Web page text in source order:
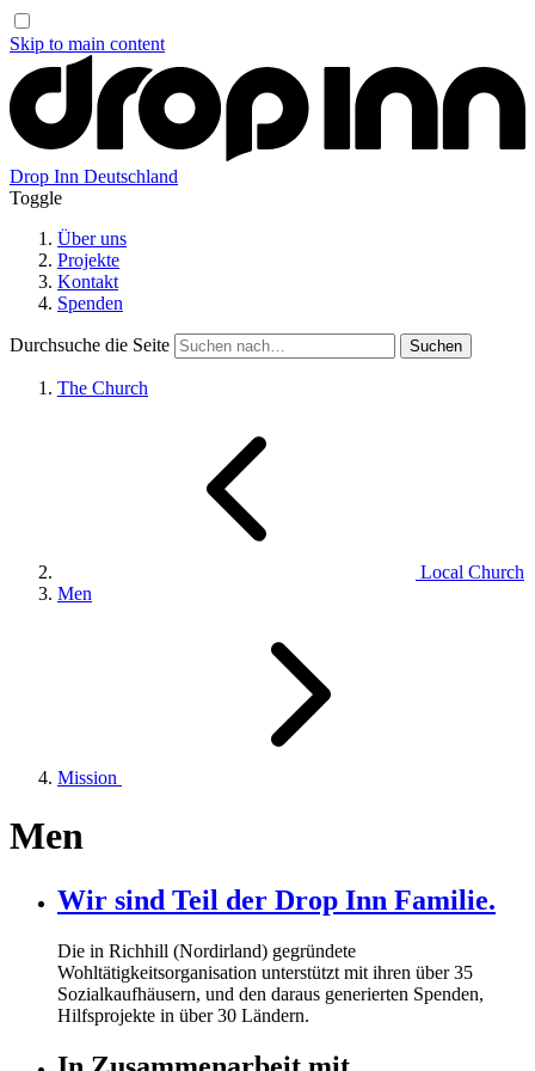
Skip to main content
Drop Inn Deutschland
Toggle
Über uns
Projekte
Kontakt
Spenden
Durchsuche die Seite
The Church
Local Church
Men
Mission
Men
Wir sind Teil der Drop Inn Familie.
Die in Richhill (Nordirland) gegründete
Wohltätigkeitsorganisation unterstützt mit ihren über35
Sozialkaufhäusern, und den daraus generierten Spenden,
Hilfsprojekte in über30 Ländern.